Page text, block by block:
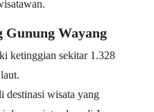
Wayang
ketinggian sekitar 1.328
destinasi wisata yang